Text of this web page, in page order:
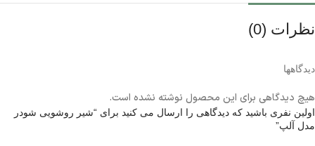
نظرات (0)
دیدگاهها
هیچ دیدگاهی برای این محصول نوشته نشده است.
اولین نفری باشید که دیدگاهی را ارسال می کنید برای “شیر روشویی شودر
مدل آلپ”